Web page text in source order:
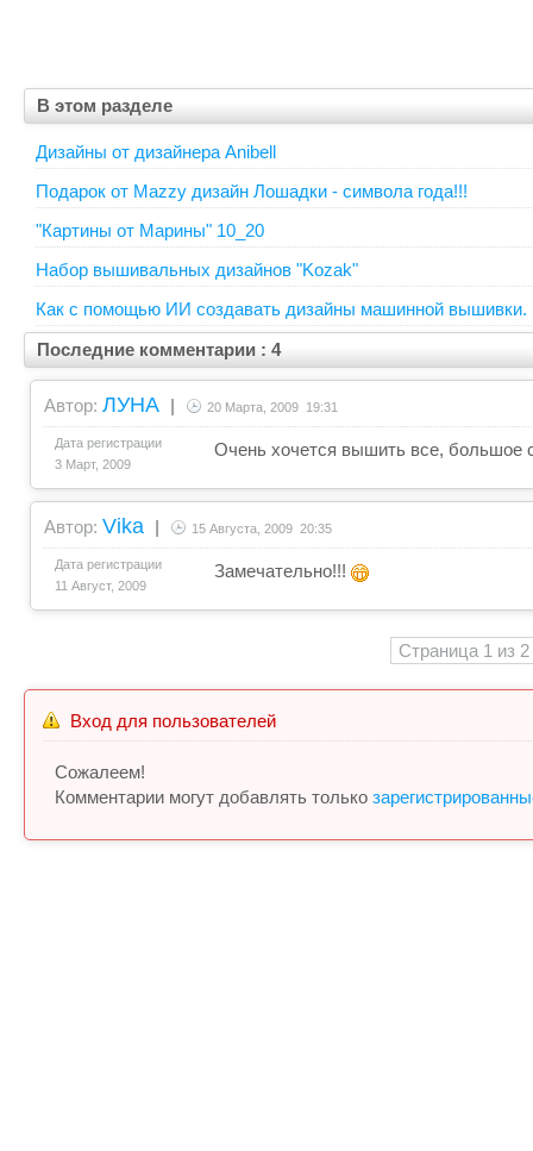
В этом разделе
Дизайны от дизайнера Anibell
Подарок от Mazzy дизайн Лошадки - символа года!!!
"Картины от Марины" 10_20
Набор вышивальных дизайнов "Kozak"
Как с помощью ИИ создавать дизайны машинной вышивки.
Последние комментарии : 4
Автор: ЛУНА | 20 Марта, 2009 19:31
Дата регистрации
3 Март, 2009
Очень хочется вышить все, большое
Автор: Vika | 15 Августа, 2009 20:35
Дата регистрации
11 Август, 2009
Замечательно!!!
Страница 1 из 2
Вход для пользователей
Сожалеем!
Комментарии могут добавлять только